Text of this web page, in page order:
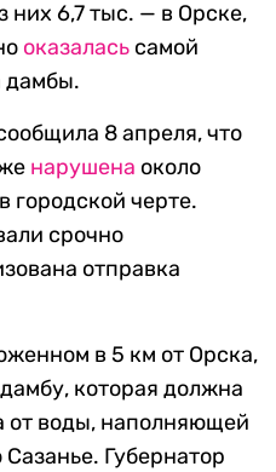
них 6,7 тыс. — в Орске,
оказалась самой
дамбы.
8 апреля, что
нарушена около
городской черте.
срочно
отправка
в 5 км от Орска,
которая должна
от воды, наполняющей
Губернатор